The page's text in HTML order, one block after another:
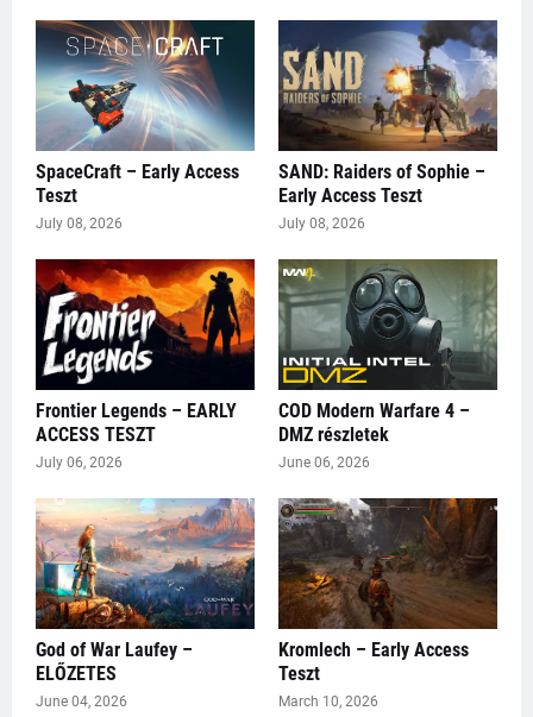
SpaceCraft – Early Access
Teszt
July 08, 2026
SAND: Raiders of Sophie –
Early Access Teszt
July 08, 2026
Frontier Legends – EARLY
ACCESS TESZT
July 06, 2026
COD Modern Warfare 4 –
DMZ részletek
June 06, 2026
God of War Laufey –
ELŐZETES
June 04, 2026
Kromlech – Early Access
Teszt
March 10, 2026